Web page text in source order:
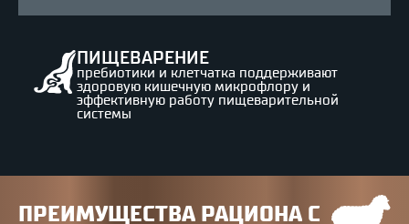
ПИЩЕВАРЕНИЕ
пребиотики и клетчатка поддерживают
здоровую кишечную микрофлору и
эффективную работу пищеварительной
системы
ПРЕИМУЩЕСТВА РАЦИОНА С